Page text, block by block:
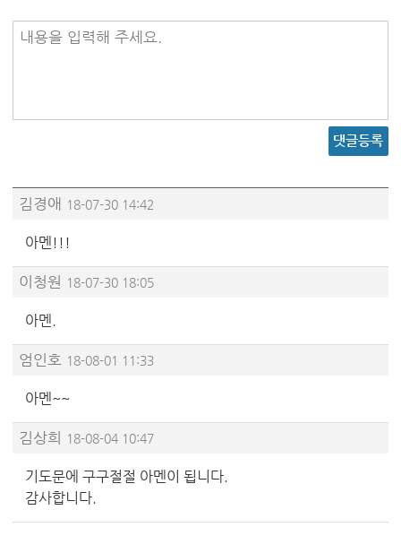
내용을 입력해 주세요.
댓글등록
김경애 18-07-30 14:42
아멘!!!
이청원 18-07-30 18:05
아멘.
엄인호 18-08-01 11:33
아멘~~
김상희 18-08-04 10:47
기도문에 구구절절 아멘이 됩니다.
감사합니다.